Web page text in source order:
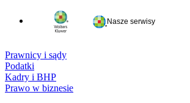
Nasze serwisy
Prawnicy i sądy
Podatki
Kadry i BHP
Prawo w biznesie